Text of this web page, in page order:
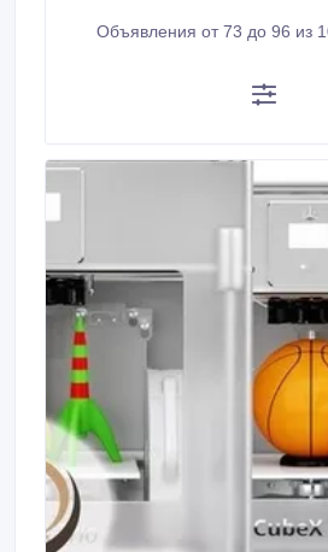
Объявления от 73 до 96 из